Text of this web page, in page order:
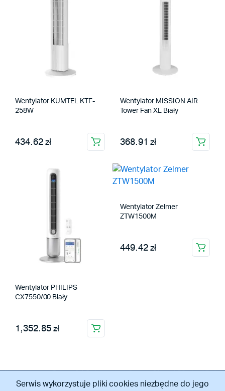
Wentylator KUMTEL KTF-
258W
434.62 zł
Wentylator MISSION AIR
Tower Fan XL Biały
368.91 zł
Wentylator PHILIPS
CX7550/00 Biały
1,352.85 zł
Wentylator Zelmer
ZTW1500M
449.42 zł
Serwis wykorzystuje pliki cookies niezbędne do jego